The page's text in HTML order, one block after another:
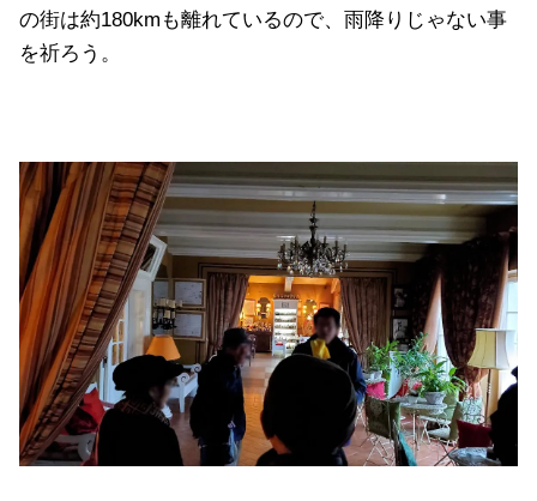
の街は約180kmも離れているので、雨降りじゃない事
を祈ろう。